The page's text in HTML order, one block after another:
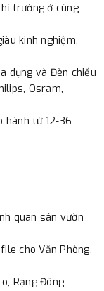
trường ở cùng
kinh nghiệm,
dụng và Đèn chiếu
Osram,
hành từ 12-36
quan sân vườn
cho Văn Phòng,
Rạng Đông,